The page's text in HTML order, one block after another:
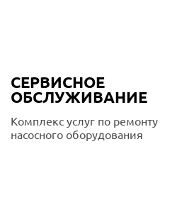
СЕРВИСНОЕ
ОБСЛУЖИВАНИЕ
Комплекс услуг по ремонту
насосного оборудования